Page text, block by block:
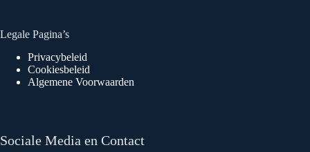
Legale Pagina’s
Privacybeleid
Cookiesbeleid
Algemene Voorwaarden
Sociale Media en Contact